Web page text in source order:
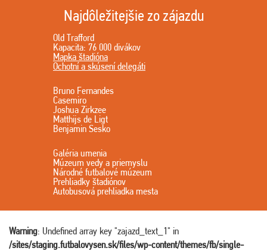
Najdôležitejšie zo zájazdu
Old Trafford
Kapacita: 76 000 divákov
Mapka štadióna
Ochotní a skúsení delegáti
Bruno Fernandes
Casemiro
Joshua Zirkzee
Matthijs de Ligt
Benjamin Sesko
Galéria umenia
Múzeum vedy a priemyslu
Národné futbalové múzeum
Prehliadky štadiónov
Autobusová prehliadka mesta
Warning: Undefined array key "zajazd_text_1" in
/sites/staging.futbalovysen.sk/files/wp-content/themes/fb/single-